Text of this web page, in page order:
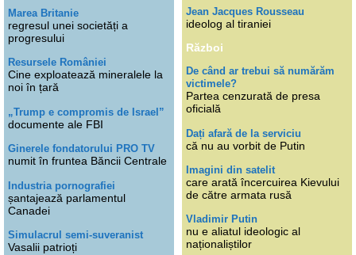
Marea Britanie
regresul unei societăți a
progresului
Resursele României
Cine exploatează mineralele la
noi în țară
„Trump e compromis de Israel”
documente ale FBI
Ginerele fondatorului PRO TV
numit în fruntea Băncii Centrale
Industria pornografiei
șantajează parlamentul
Canadei
Simulacrul semi-suveranist
Vasalii patrioți
Jean Jacques Rousseau
ideolog al tiraniei
Război
De când ar trebui să numărăm
victimele?
Partea cenzurată de presa
oficială
Dați afară de la serviciu
că nu au vorbit de Putin
Imagini din satelit
care arată încercuirea Kievului
de către armata rusă
Vladimir Putin
nu e aliatul ideologic al
naționaliștilor